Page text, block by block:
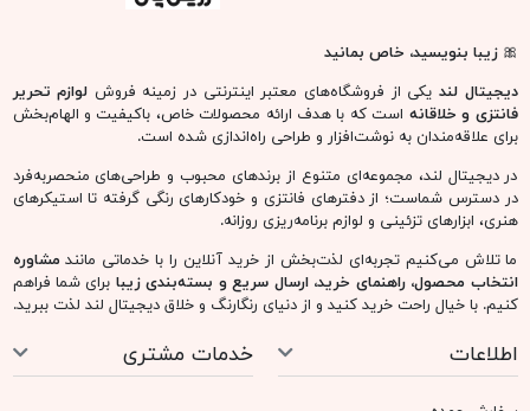
🎀زیبا بنویسید، خاص بمانید
دیجیتال لند یکی از فروشگاه‌های معتبر اینترنتی در زمینه فروش لوازم تحریر
فانتزی و خلاقانه است که با هدف ارائه محصولات خاص، باکیفیت و الهام‌بخش
برای علاقه‌مندان به نوشت‌افزار و طراحی راه‌اندازی شده است.
در دیجیتال لند، مجموعه‌ای متنوع از برندهای محبوب و طراحی‌های منحصربه‌فرد
در دسترس شماست؛ از دفترهای فانتزی و خودکارهای رنگی گرفته تا استیکرهای
هنری، ابزارهای تزئینی و لوازم برنامه‌ریزی روزانه.
ما تلاش می‌کنیم تجربه‌ای لذت‌بخش از خرید آنلاین را با خدماتی مانندمشاوره
انتخاب محصول، راهنمای خرید، ارسال سریع و بسته‌بندی زیبا برای شما فراهم
کنیم. با خیال راحت خرید کنید و از دنیای رنگارنگ و خلاق دیجیتال لند لذت ببرید.
اطلاعات خدمات مشتری